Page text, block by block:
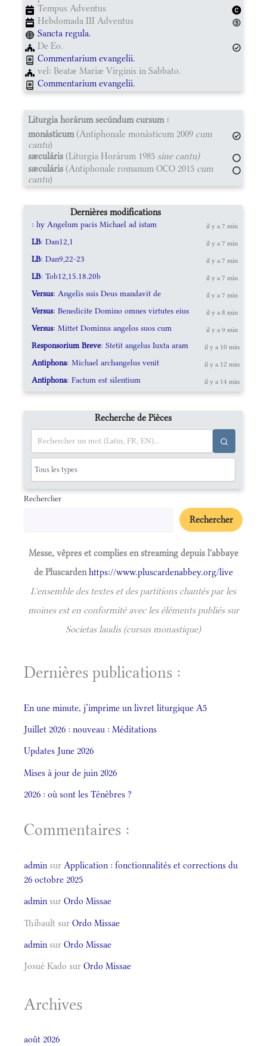
Tempus Adventus
Hebdomada III Adventus
Sancta regula.
De Eo.
Commentarium evangelii.
vel: Beatæ Mariæ Virginis in Sabbato.
Commentarium evangelii.
Liturgia horárum secúndum cursum :
monásticum(Antiphonale monásticum 2009 cum
cantu)
sæculáris (Liturgia Horárum 1985 sine cantu)
sæculáris (Antiphonale romanum OCO 2015 cum
cantu)
Dernières modifications
: hy Angelum pacis Michael ad istam il y a 7 min
LB: Dan12,1 il y a 7 min
LB: Dan9,22-23 il y a 7 min
LB: Tob12,15.18.20b il y a 7 min
Versus: Angelis suis Deus mandavit de il y a 7 min
Versus: Benedicite Domino omnes virtutes eius il y a 8 min
Versus: Mittet Dominus angelos suos cum il y a 9 min
Responsorium Breve: Stetit angelus Iuxta aram il y a 10 min
Antiphona: Michael archangelus venit il y a 12 min
Antiphona: Factum est silentium il y a 14 min
Recherche de Pièces
Rechercher
Rechercher
Messe, vêpres et complies en streaming depuis l'abbaye
de Pluscardenhttps://www.pluscardenabbey.org/live
L'ensemble des textes et des partitions chantés par les
moines est en conformité avec les éléments publiés sur
Societas laudis (cursus monastique)
Dernières publications :
En une minute, j’imprime un livret liturgique A5
Juillet 2026 : nouveau : Méditations
Updates June 2026
Mises à jour de juin 2026
2026 : où sont les Ténèbres ?
Commentaires :
admin sur Application : fonctionnalités et corrections du
26 octobre 2025
admin sur Ordo Missae
Thibault sur Ordo Missae
admin sur Ordo Missae
Josué Kado sur Ordo Missae
Archives
août 2026